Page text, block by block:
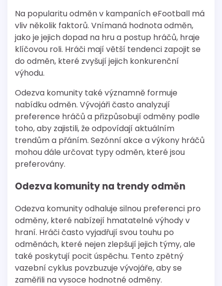
Na popularitu odměn v kampaních eFootball má
vliv několik faktorů. Vnímaná hodnota odměn,
jako je jejich dopad na hru a postup hráčů, hraje
klíčovou roli. Hráči mají větší tendenci zapojit se
do odměn, které zvyšují jejich konkurenční
výhodu.
Odezva komunity také významně formuje
nabídku odměn. Vývojáři často analyzují
preference hráčů a přizpůsobují odměny podle
toho, aby zajistili, že odpovídají aktuálním
trendům a přáním. Sezónní akce a výkony hráčů
mohou dále určovat typy odměn, které jsou
preferovány.
Odezva komunity na trendy odměn
Odezva komunity odhaluje silnou preferenci pro
odměny, které nabízejí hmatatelné výhody v
hraní. Hráči často vyjadřují svou touhu po
odměnách, které nejen zlepšují jejich týmy, ale
také poskytují pocit úspěchu. Tento zpětný
vazební cyklus povzbuzuje vývojáře, aby se
zaměřili na vysoce hodnotné odměny.